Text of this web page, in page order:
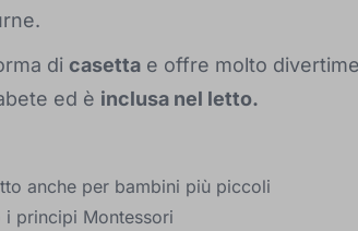
di casetta e offre molto
ed è inclusa nel letto.
anche per bambini più piccoli
principi Montessori